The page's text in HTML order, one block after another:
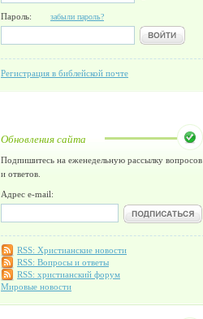
Пароль: забыли пароль?
Регистрация в библейской почте
Обновления сайта
Подпишитесь на еженедельную рассылку вопросов
и ответов.
Адрес e-mail:
RSS: Христианские новости
RSS: Вопросы и ответы
RSS: христианский форум
Мировые новости